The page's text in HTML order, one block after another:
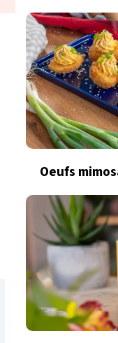
Oeufs